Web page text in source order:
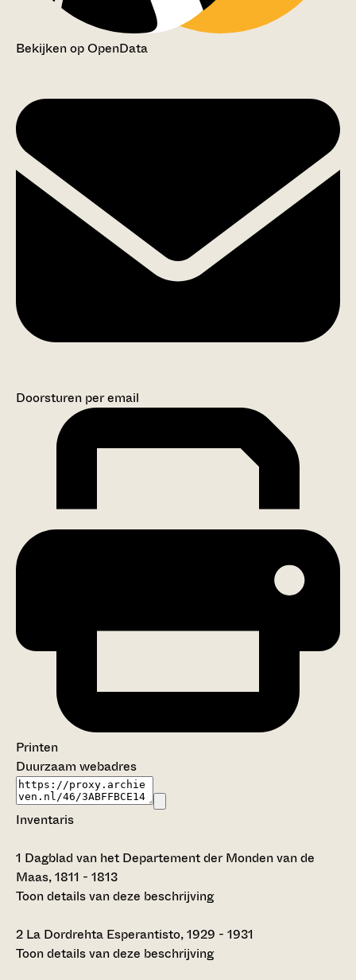
Bekijken op OpenData
Doorsturen per email
Printen
Duurzaam webadres
Inventaris
1 Dagblad van het Departement der Monden van de
Maas, 1811 - 1813
Toon details van deze beschrijving
2 La Dordrehta Esperantisto, 1929 - 1931
Toon details van deze beschrijving